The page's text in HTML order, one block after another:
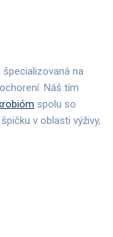
na
Náš tím
spolu so
v oblasti výživy,